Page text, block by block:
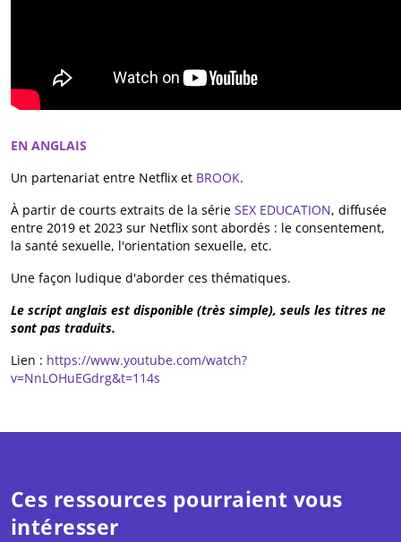
EN ANGLAIS
Un partenariat entre Netflix et BROOK.
À partir de courts extraits de la série SEX EDUCATION, diffusée
entre 2019 et 2023 sur Netflix sont abordés : le consentement,
la santé sexuelle, l'orientation sexuelle, etc.
Une façon ludique d'aborder ces thématiques.
Le script anglais est disponible (très simple), seuls les titres ne
sont pas traduits.
Lien : https://www.youtube.com/watch?
v=NnLOHuEGdrg&t=114s
Ces ressources pourraient vous
intéresser